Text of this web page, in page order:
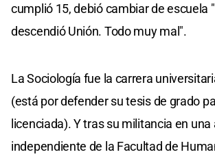
cumplió 15, debió cambiar de escuela
descendió Unión. Todo muy mal".
La Sociología fue la carrera
(está por defender su tesis de grado
licenciada). Y tras su militancia en una
independiente de la Facultad de